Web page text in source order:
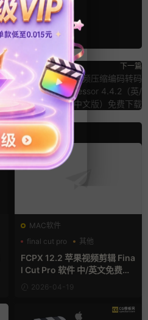
下一篇
MAC软件：苹果视频压缩编码转码
输出软件 Compressor 4.4.2（英/
中文版）免费下载
MAC软件
final cut pro
其他
FCPX 12.2 苹果视频剪辑 Fina
l Cut Pro 软件 中/英文免费下
2026-04-19